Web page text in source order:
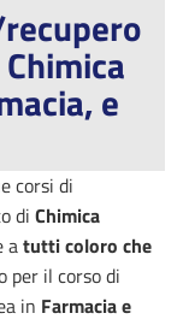
e
corsi di
di Chimica
atutti coloro che
per il corso di
in Farmacia e